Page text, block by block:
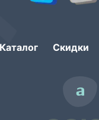
Каталог Скидки